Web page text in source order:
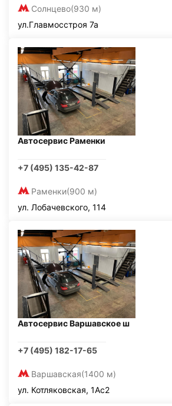
Солнцево(930 м)
ул.Главмосстроя 7а
Автосервис Раменки
+7 (495) 135-42-87
Раменки(900 м)
ул. Лобачевского, 114
Автосервис Варшавское ш
+7 (495) 182-17-65
Варшавская(1400 м)
ул. Котляковская, 1Ас2